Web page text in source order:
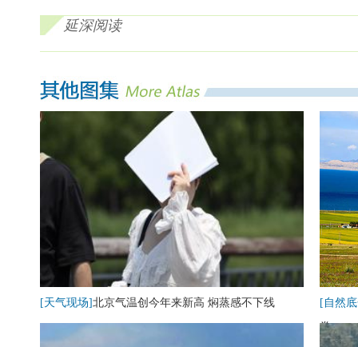
延深阅读
[天气现场]北京气温创今年来新高 焖蒸感不下线
[自然
卷